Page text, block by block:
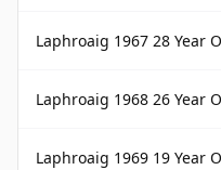
Laphroaig 1967 28 Year
Laphroaig 1968 26 Year
Laphroaig 1969 19 Year